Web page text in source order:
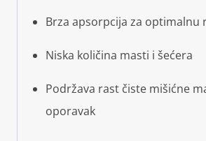
Brza apsorpcija za optimalnu
Niska količina masti i šećera
Podržava rast čiste mišićne
oporavak